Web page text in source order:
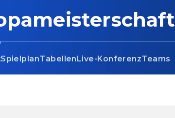
SpielplanTabellenLive-KonferenzTeams